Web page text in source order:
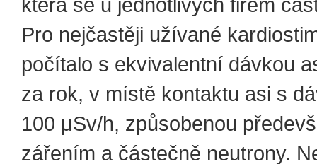
která se u jednotlivých firem
Pro nejčastěji užívané
počítalo s ekvivalentní dávkou
za rok, v místě kontaktu asi s
100 μSv/h, způsobenou
zářením a částečně neutrony.